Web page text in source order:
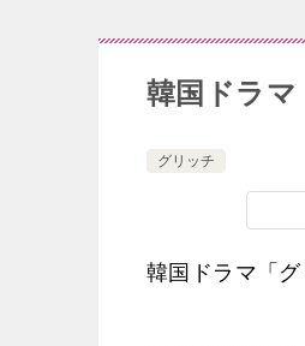
韓国ドラ
グリッチ
韓国ドラマ「